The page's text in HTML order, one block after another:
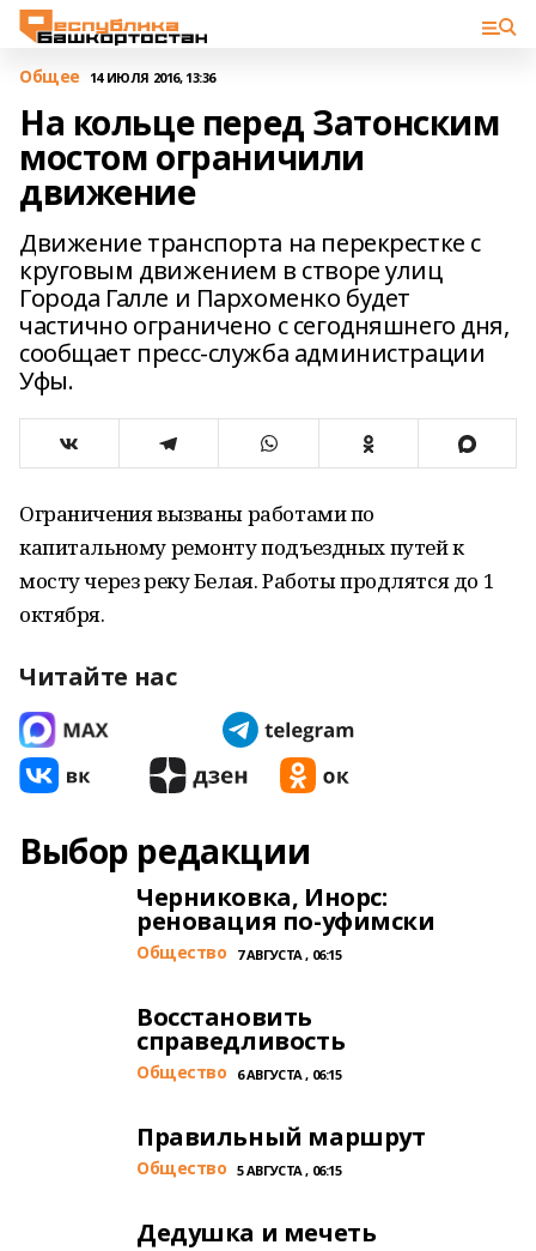
Общее 14 ИЮЛЯ 2016, 13:36
На кольце перед Затонским
мостом ограничили
движение
Движение транспорта на перекрестке с
круговым движением в створе улиц
Города Галле и Пархоменко будет
частично ограничено с сегодняшнего дня,
сообщает пресс-служба администрации
Уфы.
Ограничения вызваны работами по
капитальному ремонту подъездных путей к
мосту через реку Белая. Работы продлятся до 1
октября.
Читайте нас
Выбор редакции
Черниковка, Инорс:
реновация по-уфимски
Общество 7 АВГУСТА , 06:15
Восстановить
справедливость
Общество 6 АВГУСТА , 06:15
Правильный маршрут
Общество 5 АВГУСТА , 06:15
Дедушка и мечеть